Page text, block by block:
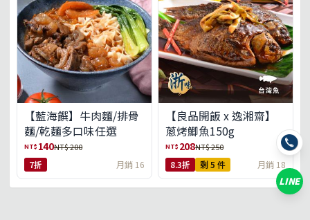
【藍海饌】牛肉麵/排骨
麵/乾麵多口味任選
NT$ 140NT$ 200
7折 月銷 16
【良品開飯 x 逸湘齋】
蔥烤鯽魚150g
NT$ 208NT$ 250
8.3折 剩 5 件 月銷 18
LINE